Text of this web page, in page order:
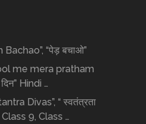
“पेड़ बचाओ”
me mera pratham
Hindi …
Divas”, “ स्वतंत्रता
9, Class …